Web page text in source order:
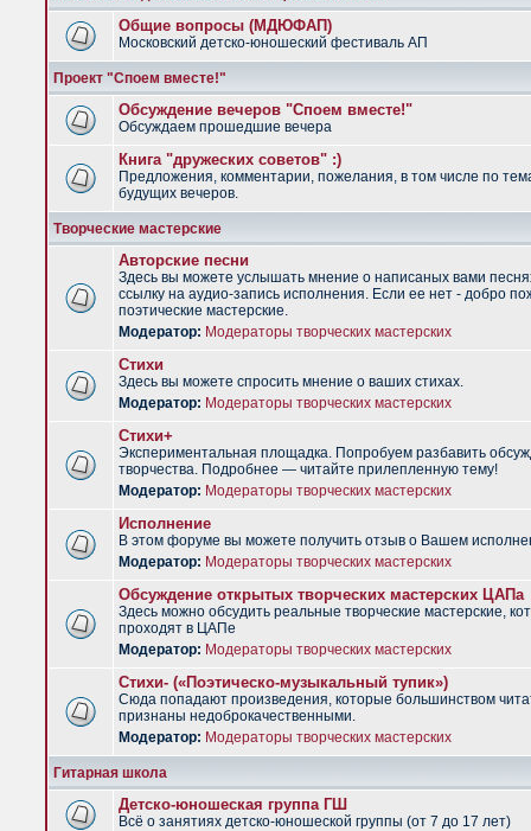
Общие вопросы (МДЮФАП)
Московский детско-юношеский фестиваль АП
Проект "Споем вместе!"
Обсуждение вечеров "Споем вместе!"
Обсуждаем прошедшие вечера
Книга "дружеских советов" :)
Предложения, комментарии, пожелания, в том числе по
будущих вечеров.
Творческие мастерские
Авторские песни
Здесь вы можете услышать мнение о написаных вами
ссылку на аудио-запись исполнения. Если ее нет - добро
поэтические мастерские.
Модератор: Модераторы творческих мастерских
Стихи
Здесь вы можете спросить мнение о ваших стихах.
Модератор: Модераторы творческих мастерских
Стихи+
Экспериментальная площадка. Попробуем разбавить
творчества. Подробнее — читайте прилепленную тему!
Модератор: Модераторы творческих мастерских
Исполнение
В этом форуме вы можете получить отзыв о Вашем
Модератор: Модераторы творческих мастерских
Обсуждение открытых творческих мастерских ЦАПа
Здесь можно обсудить реальные творческие мастерские,
проходят в ЦАПе
Модератор: Модераторы творческих мастерских
Стихи- («Поэтическо-музыкальный тупик»)
Сюда попадают произведения, которые большинством
признаны недоброкачественными.
Модератор: Модераторы творческих мастерских
Гитарная школа
Детско-юношеская группа ГШ
Всё о занятиях детско-юношеской группы (от 7 до 17 лет)